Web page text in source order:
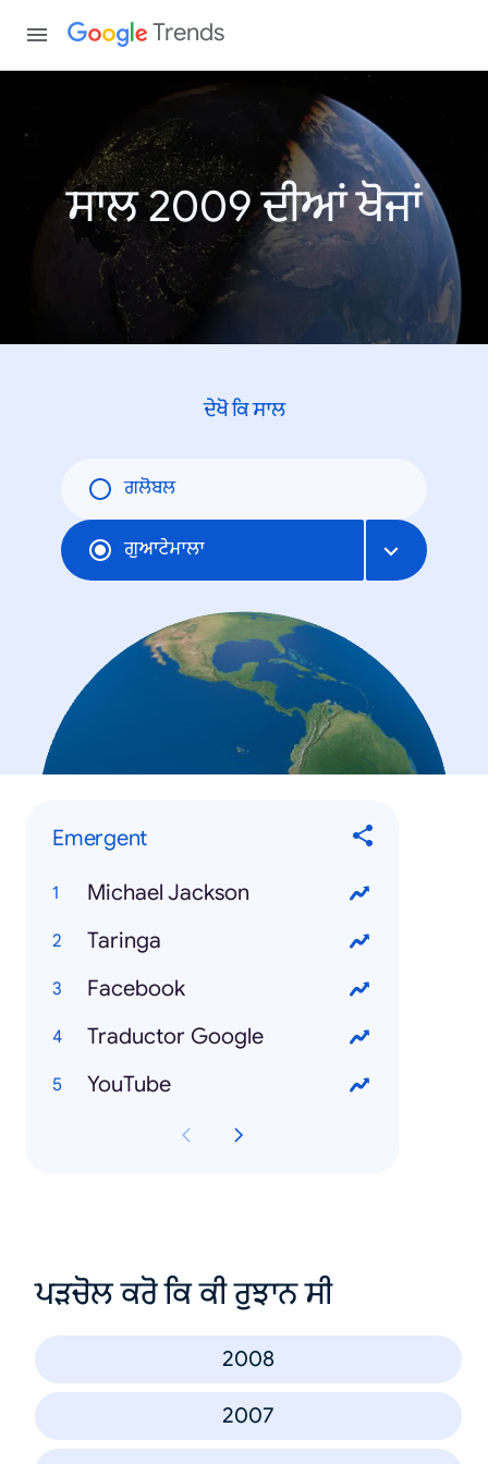
Trends
ਸਾਲ 2009 ਦੀਆਂ ਖੋਜਾਂ
ਦੇਖੋ ਕਿ ਸਾਲ
ਗਲੋਬਲ
ਗੁਆਟੇਮਾਲਾ
Emergent
Michael Jackson
Taringa
Facebook
Traductor Google
YouTube
ਪੜਚੋਲ ਕਰੋ ਕਿ ਕੀ ਰੁਝਾਨ ਸੀ
2008
2007